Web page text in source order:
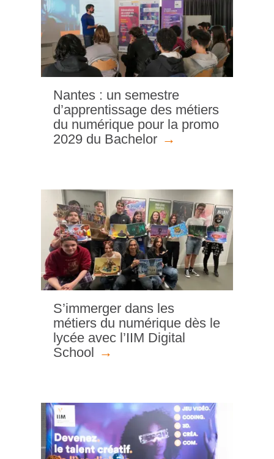
Nantes : un semestre
d’apprentissage des métiers
du numérique pour la promo
2029 du Bachelor
S’immerger dans les
métiers du numérique dès le
lycée avec l’IIM Digital
School